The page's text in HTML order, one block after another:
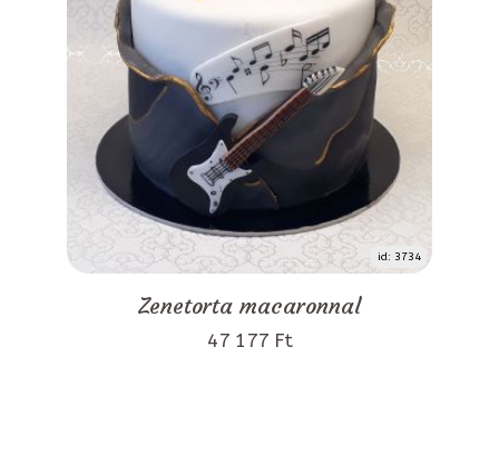
id: 3734
Zenetorta macaronnal
47 177 Ft